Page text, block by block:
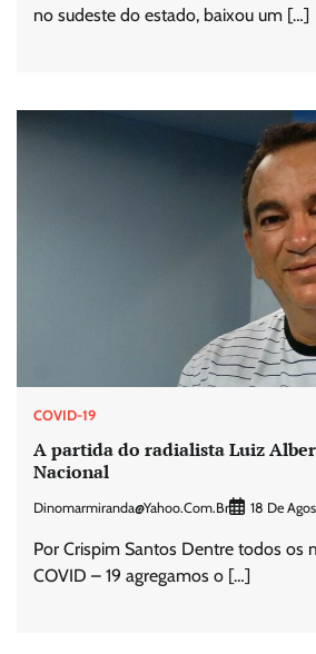
no sudeste do estado, baixou um […]
COVID-19
A partida do radialista Luiz
Nacional
Dinomarmiranda@yahoo.com.br 18 De
Por Crispim Santos Dentre todos os
COVID – 19 agregamos o […]